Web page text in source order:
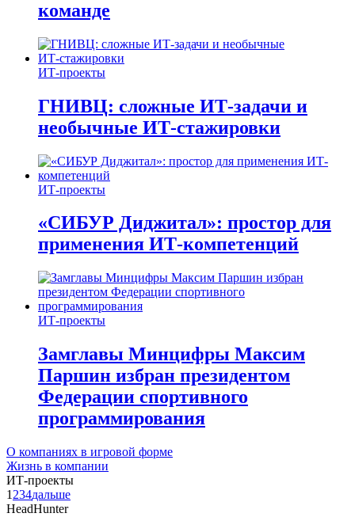
команде
ИТ-проекты
ГНИВЦ: сложные ИТ‑задачи и
необычные ИТ‑стажировки
ИТ-проекты
«СИБУР Диджитал»: простор для
применения ИТ-компетенций
ИТ-проекты
Замглавы Минцифры Максим
Паршин избран президентом
Федерации спортивного
программирования
О компаниях в игровой форме
Жизнь в компании
ИТ-проекты
1 234дальше
HeadHunter